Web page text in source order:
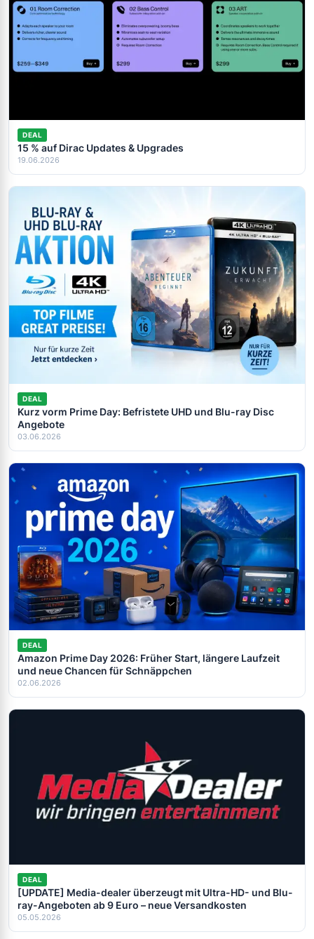
DEAL
15 % auf Dirac Updates & Upgrades
19.06.2026
DEAL
Kurz vorm Prime Day: Befristete UHD und Blu-ray Disc
Angebote
03.06.2026
DEAL
Amazon Prime Day 2026: Früher Start, längere Laufzeit
und neue Chancen für Schnäppchen
02.06.2026
DEAL
[UPDATE] Media-dealer überzeugt mit Ultra-HD- und Blu-
ray-Angeboten ab 9 Euro – neue Versandkosten
05.05.2026